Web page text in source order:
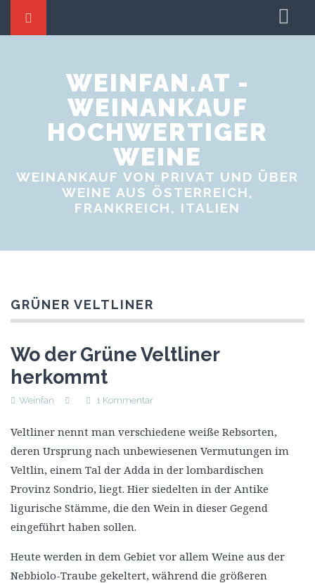
Weine tauschen
Weinproben
Weinevents
WEINFAN.AT -
WEINANKAUF
HOCHWERTIGER
WEINE
WEINANKAUF VON PRIVAT UND ÜBER
WEINE AUS ÖSTERREICH,
FRANKREICH, ITALIEN
GRÜNER VELTLINER
Wo der Grüne Veltliner
herkommt
Weinfan 1 Kommentar
Veltliner nennt man verschiedene weiße Rebsorten,
deren Ursprung nach unbewiesenen Vermutungen im
Veltlin, einem Tal der Adda in der lombardischen
Provinz Sondrio, liegt. Hier siedelten in der Antike
ligurische Stämme, die den Wein in dieser Gegend
eingeführt haben sollen.
Heute werden in dem Gebiet vor allem Weine aus der
Nebbiolo-Traube gekeltert, während die größeren